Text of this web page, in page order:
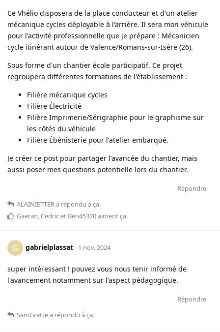
Ce Vhélio disposera de la place conducteur et d'un atelier
mécanique cycles déployable à l'arrière. Il sera mon véhicule
pour l'activité professionnelle que je prépare : Mécanicien
cycle itinérant autour de Valence/Romans-sur-Isère (26).
Sous forme d'un chantier école participatif. Ce projet
regroupera différentes formations de l'établissement :
Filière mécanique cycles
Filière Électricité
Filière Imprimerie/Sérigraphie pour le graphisme sur
les côtés du véhicule
Filière Ébénisterie pour l'atelier embarqué.
Je créer ce post pour partager l'avancée du chantier, mais
aussi poser mes questions potentielle lors du chantier.
Répondre
ALAINIETTERa répondu à ça.
Gaetan, Cedricet Ben45370aiment ça.
G gabrielplassat 1 nov. 2024
super intéressant ! pouvez vous nous tenir informé de
l'avancement notamment sur l'aspect pédagogique.
Répondre
SamGrattea répondu à ça.